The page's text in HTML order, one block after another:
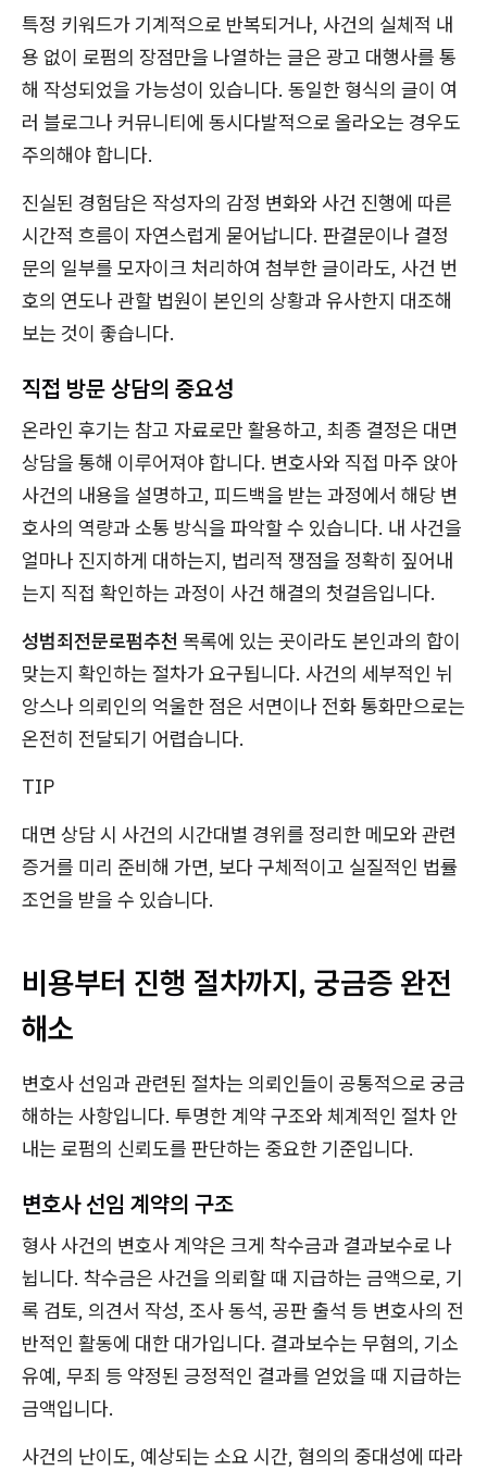
특정 키워드가 기계적으로 반복되거나, 사건의 실체적 내
용 없이 로펌의 장점만을 나열하는 글은 광고 대행사를 통
해 작성되었을 가능성이 있습니다. 동일한 형식의 글이 여
러 블로그나 커뮤니티에 동시다발적으로 올라오는 경우도
주의해야 합니다.
진실된 경험담은 작성자의 감정 변화와 사건 진행에 따른
시간적 흐름이 자연스럽게 묻어납니다. 판결문이나 결정
문의 일부를 모자이크 처리하여 첨부한 글이라도, 사건 번
호의 연도나 관할 법원이 본인의 상황과 유사한지 대조해
보는 것이 좋습니다.
직접 방문 상담의 중요성
온라인 후기는 참고 자료로만 활용하고, 최종 결정은 대면
상담을 통해 이루어져야 합니다. 변호사와 직접 마주 앉아
사건의 내용을 설명하고, 피드백을 받는 과정에서 해당 변
호사의 역량과 소통 방식을 파악할 수 있습니다. 내 사건을
얼마나 진지하게 대하는지, 법리적 쟁점을 정확히 짚어내
는지 직접 확인하는 과정이 사건 해결의 첫걸음입니다.
성범죄전문로펌추천 목록에 있는 곳이라도 본인과의 합이
맞는지 확인하는 절차가 요구됩니다. 사건의 세부적인 뉘
앙스나 의뢰인의 억울한 점은 서면이나 전화 통화만으로는
온전히 전달되기 어렵습니다.
TIP
대면 상담 시 사건의 시간대별 경위를 정리한 메모와 관련
증거를 미리 준비해 가면, 보다 구체적이고 실질적인 법률
조언을 받을 수 있습니다.
비용부터 진행 절차까지, 궁금증 완전
해소
변호사 선임과 관련된 절차는 의뢰인들이 공통적으로 궁금
해하는 사항입니다. 투명한 계약 구조와 체계적인 절차 안
내는 로펌의 신뢰도를 판단하는 중요한 기준입니다.
변호사 선임 계약의 구조
형사 사건의 변호사 계약은 크게 착수금과 결과보수로 나
뉩니다. 착수금은 사건을 의뢰할 때 지급하는 금액으로, 기
록 검토, 의견서 작성, 조사 동석, 공판 출석 등 변호사의 전
반적인 활동에 대한 대가입니다. 결과보수는 무혐의, 기소
유예, 무죄 등 약정된 긍정적인 결과를 얻었을 때 지급하는
금액입니다.
사건의 난이도, 예상되는 소요 시간, 혐의의 중대성에 따라